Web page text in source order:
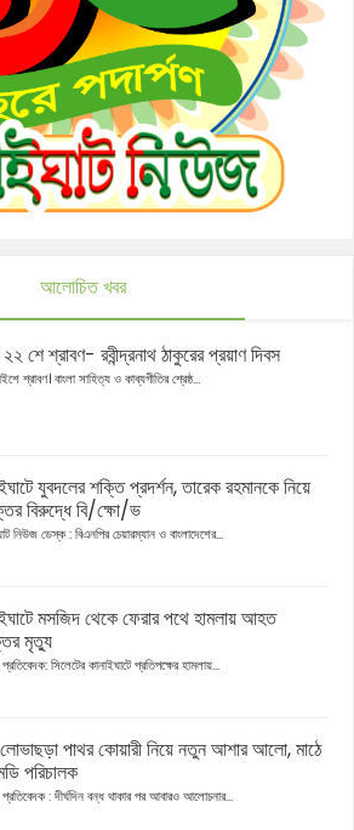
আলোচিত খবর
শে শ্রাবণ- রবীন্দ্রনাথ ঠাকুরের প্রয়াণ দিবস
শ্রাবণ। বাংলা সাহিত্য ও কাব্যগীতির শ্রেষ্ঠ...
যুবদলের শক্তি প্রদর্শন, তারেক রহমানকে নিয়ে
বিরুদ্ধে বি/ক্ষো/ভ
নিউজ ডেস্ক : বিএনপির চেয়ারম্যান ও বাংলাদেশের...
মসজিদ থেকে ফেরার পথে হামলায় আহত
মৃত্যু
সিলেটের কানাইঘাটে প্রতিপক্ষের হামলায়...
পাথর কোয়ারী নিয়ে নতুন আশার আলো, মাঠে
পরিচালক
: দীর্ঘদিন বন্ধ থাকার পর আবারও আলোচনার...